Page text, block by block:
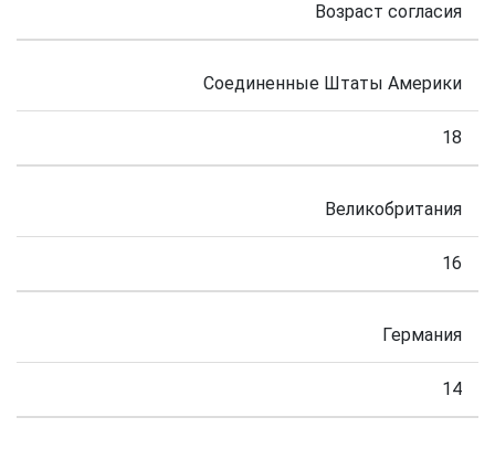
Возраст согласия
Соединенные Штаты Америки
18
Великобритания
16
Германия
14